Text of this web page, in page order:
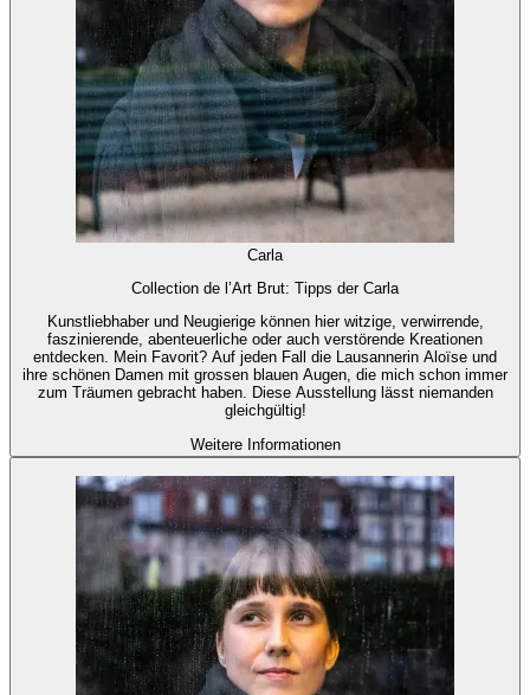
Carla
Collection de l’Art Brut: Tipps der Carla
Kunstliebhaber und Neugierige können hier witzige, verwirrende,
faszinierende, abenteuerliche oder auch verstörende Kreationen
entdecken. Mein Favorit? Auf jeden Fall die Lausannerin Aloïse und
ihre schönen Damen mit grossen blauen Augen, die mich schon immer
zum Träumen gebracht haben. Diese Ausstellung lässt niemanden
gleichgültig!
Weitere Informationen